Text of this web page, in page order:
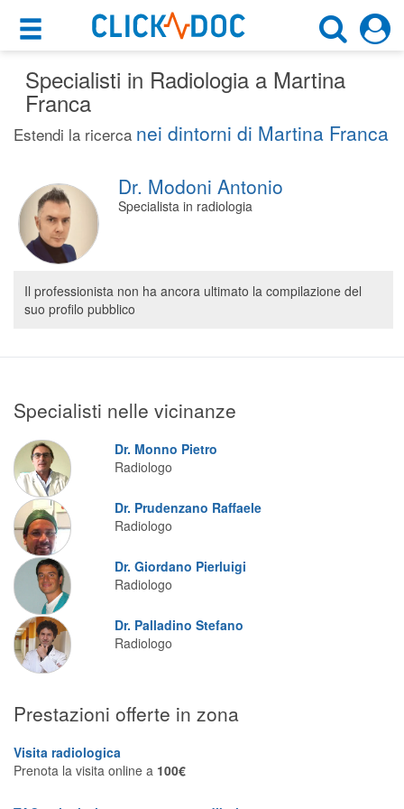
×
Motore di ricerca
×
Martina Franca (TA)
Cosa possiamo offrirti
Per i pazienti
Prenota una visita
Ricerca specialisti
Consulti online
(su medicitalia.it)
Per gli specialisti
Prenotazioni online
Teleconsulto
Specialisti in Radiologia a Martina
Franca
Estendi la ricerca nei dintorni di Martina Franca
Dr. Modoni Antonio
Specialista in radiologia
Il professionista non ha ancora ultimato la compilazione del
suo profilo pubblico
Specialisti nelle vicinanze
Dr. Monno Pietro
Radiologo
Dr. Prudenzano Raffaele
Radiologo
Dr. Giordano Pierluigi
Radiologo
Dr. Palladino Stefano
Radiologo
Prestazioni offerte in zona
Visita radiologica
Prenota la visita online a 100€